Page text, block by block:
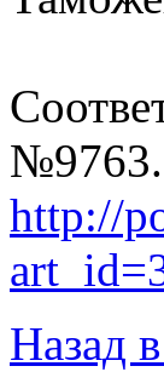
№9763.
http://
Назад